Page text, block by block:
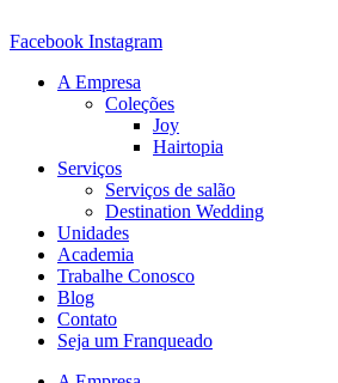
para
conteúdo
Facebook Instagram
A Empresa
Coleções
Joy
Hairtopia
Serviços
Serviços de salão
Destination Wedding
Unidades
Academia
Trabalhe Conosco
Blog
Contato
Seja um Franqueado